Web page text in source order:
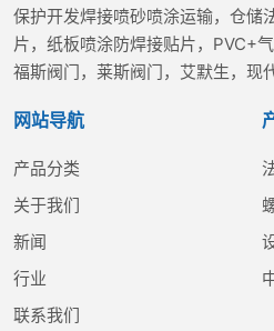
保护开发焊接喷砂喷涂运输，仓储
片，纸板喷涂防焊接贴片，PVC+
福斯阀门，莱斯阀门，艾默生，现
网站导航
产品分类
关于我们
新闻
行业
联系我们